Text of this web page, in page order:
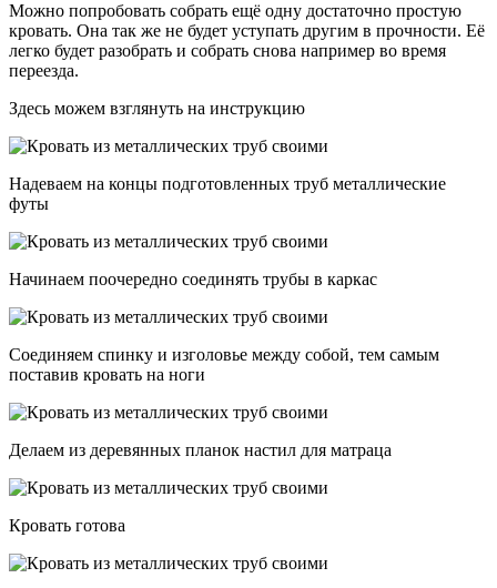
Можно попробовать собрать ещё одну достаточно простую
кровать. Она так же не будет уступать другим в прочности. Её
легко будет разобрать и собрать снова например во время
переезда.
Здесь можем взглянуть на инструкцию
Надеваем на концы подготовленных труб металлические
футы
Начинаем поочередно соединять трубы в каркас
Соединяем спинку и изголовье между собой, тем самым
поставив кровать на ноги
Делаем из деревянных планок настил для матраца
Кровать готова